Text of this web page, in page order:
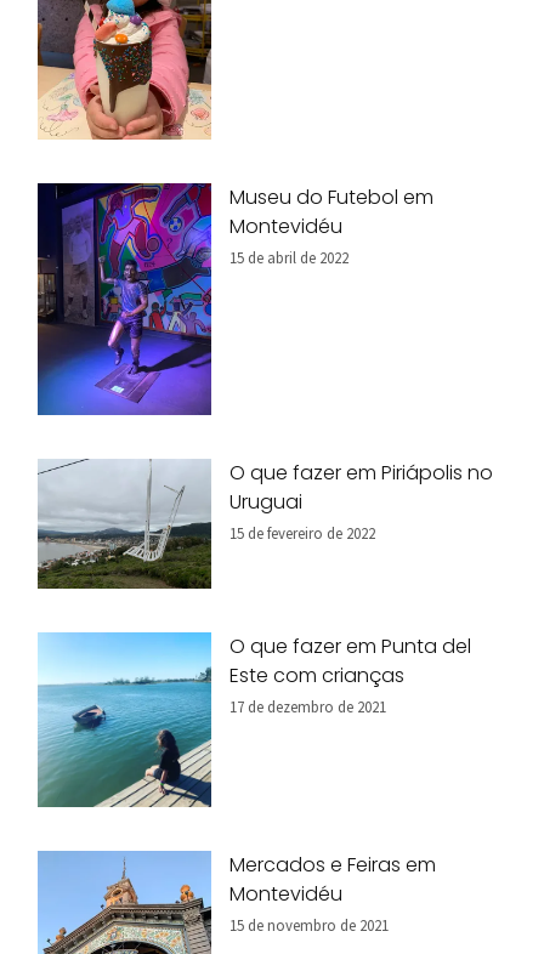
Museu do Futebol em
Montevidéu
15 de abril de 2022
O que fazer em Piriápolis no
Uruguai
15 de fevereiro de 2022
O que fazer em Punta del
Este com crianças
17 de dezembro de 2021
Mercados e Feiras em
Montevidéu
15 de novembro de 2021